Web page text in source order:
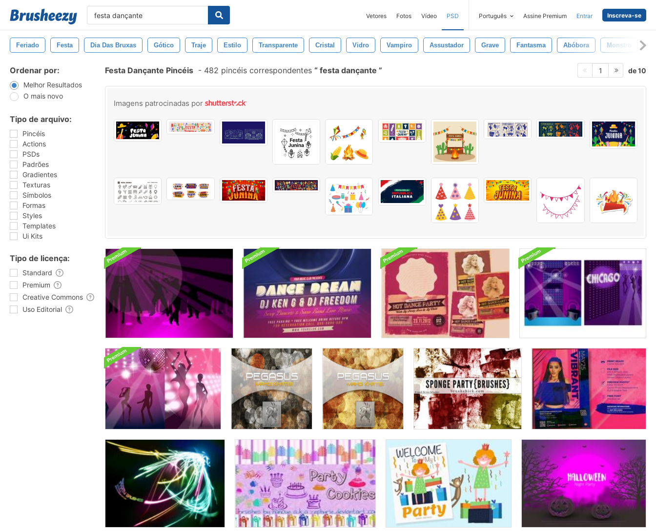
Vetores Fotos Vídeo PSD Português Assine Premium Entrar Inscreva-se
Feriado Festa Dia Das Bruxas Gótico Traje Estilo Transparente Cristal Vidro Vampiro Assustador Grave Fantasma Abóbora Monstro
Ordenar por:
Melhor Resultados
O mais novo
Tipo de arquivo:
Pincéis
Actions
PSDs
Padrões
Gradientes
Texturas
Símbolos
Formas
Styles
Templates
Ui Kits
Tipo de licença:
Standard
Premium
Creative Commons
Uso Editorial
Festa Dançante Pincéis - 482 pincéis correspondentes festa dançante 1 de 10
Imagens patrocinadas por